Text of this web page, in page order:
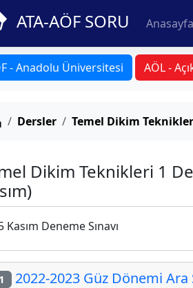
ATA-AÖF SORU Anasayfa
- Anadolu Üniversitesi AÖL -
Anasayfa
Dersler Temel Dikim
Dikim Teknikleri 1
Kasım Deneme Sınavı
1 2022-2023 Güz Dönemi Ara